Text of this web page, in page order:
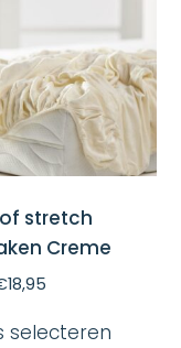
kan
op
de
stretch
Creme
18,95
selecteren